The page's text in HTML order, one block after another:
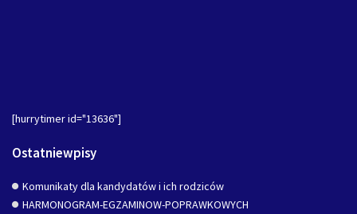
[hurrytimer id="13636"]
Ostatniewpisy
Komunikaty dla kandydatów i ich rodziców
HARMONOGRAM-EGZAMINOW-POPRAWKOWYCH